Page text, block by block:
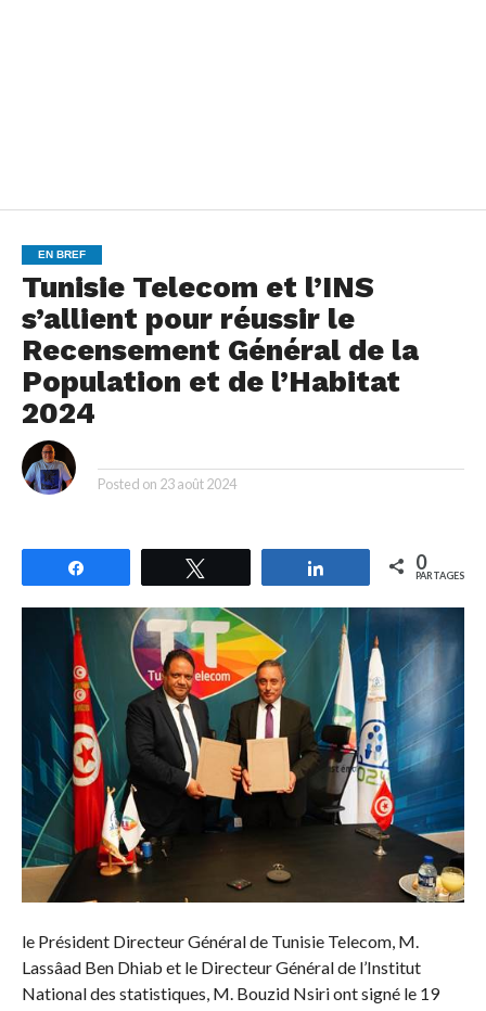
EN BREF
Tunisie Telecom et l’INS
s’allient pour réussir le
Recensement Général de la
Population et de l’Habitat
2024
Posted on 23 août 2024
Partagez 0
PARTAGES
le Président Directeur Général de Tunisie Telecom, M.
Lassâad Ben Dhiab et le Directeur Général de l’Institut
National des statistiques, M. Bouzid Nsiri ont signé le 19